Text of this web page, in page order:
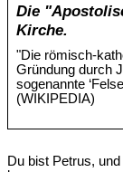
Die
Kirche.
"Die römisch-
Gründung durch
sogenannte
(WIKIPEDIA)
Du bist Petrus,